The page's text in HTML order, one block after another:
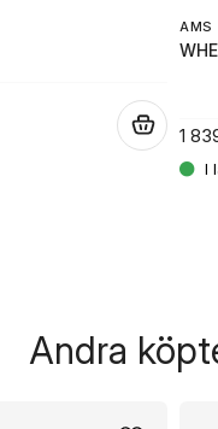
AMS
1
Andra